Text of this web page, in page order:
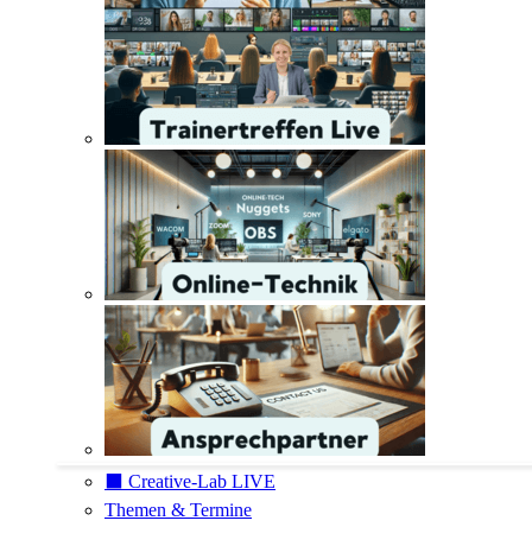
⬛️ Creative-Lab LIVE
Themen & Termine